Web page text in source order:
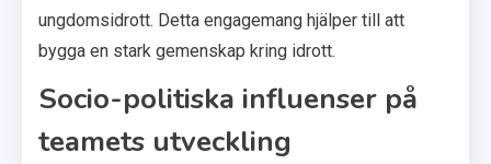
ungdomsidrott. Detta engagemang hjälper till att
bygga en stark gemenskap kring idrott.
Socio-politiska influenser på
teamets utveckling